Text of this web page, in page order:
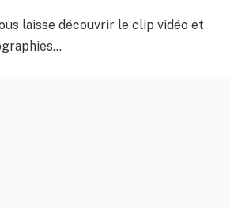
laisse découvrir le clip vidéo et